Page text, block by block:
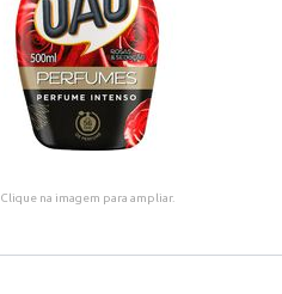
Clique na imagem para ampliar.